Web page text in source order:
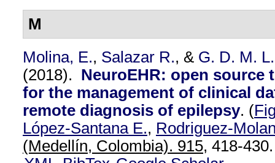
M
Molina, E., Salazar R., & G. D. M. L.
(2018). NeuroEHR: open source
for the management of clinical
remote diagnosis of epilepsy. (
López-Santana E., Rodriguez-
(Medellín, Colombia). 915, 418-430.